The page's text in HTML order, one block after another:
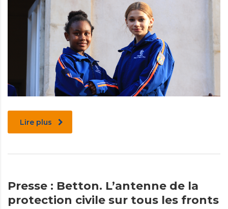
Lire plus
Presse : Betton. L’antenne de la
protection civile sur tous les fronts